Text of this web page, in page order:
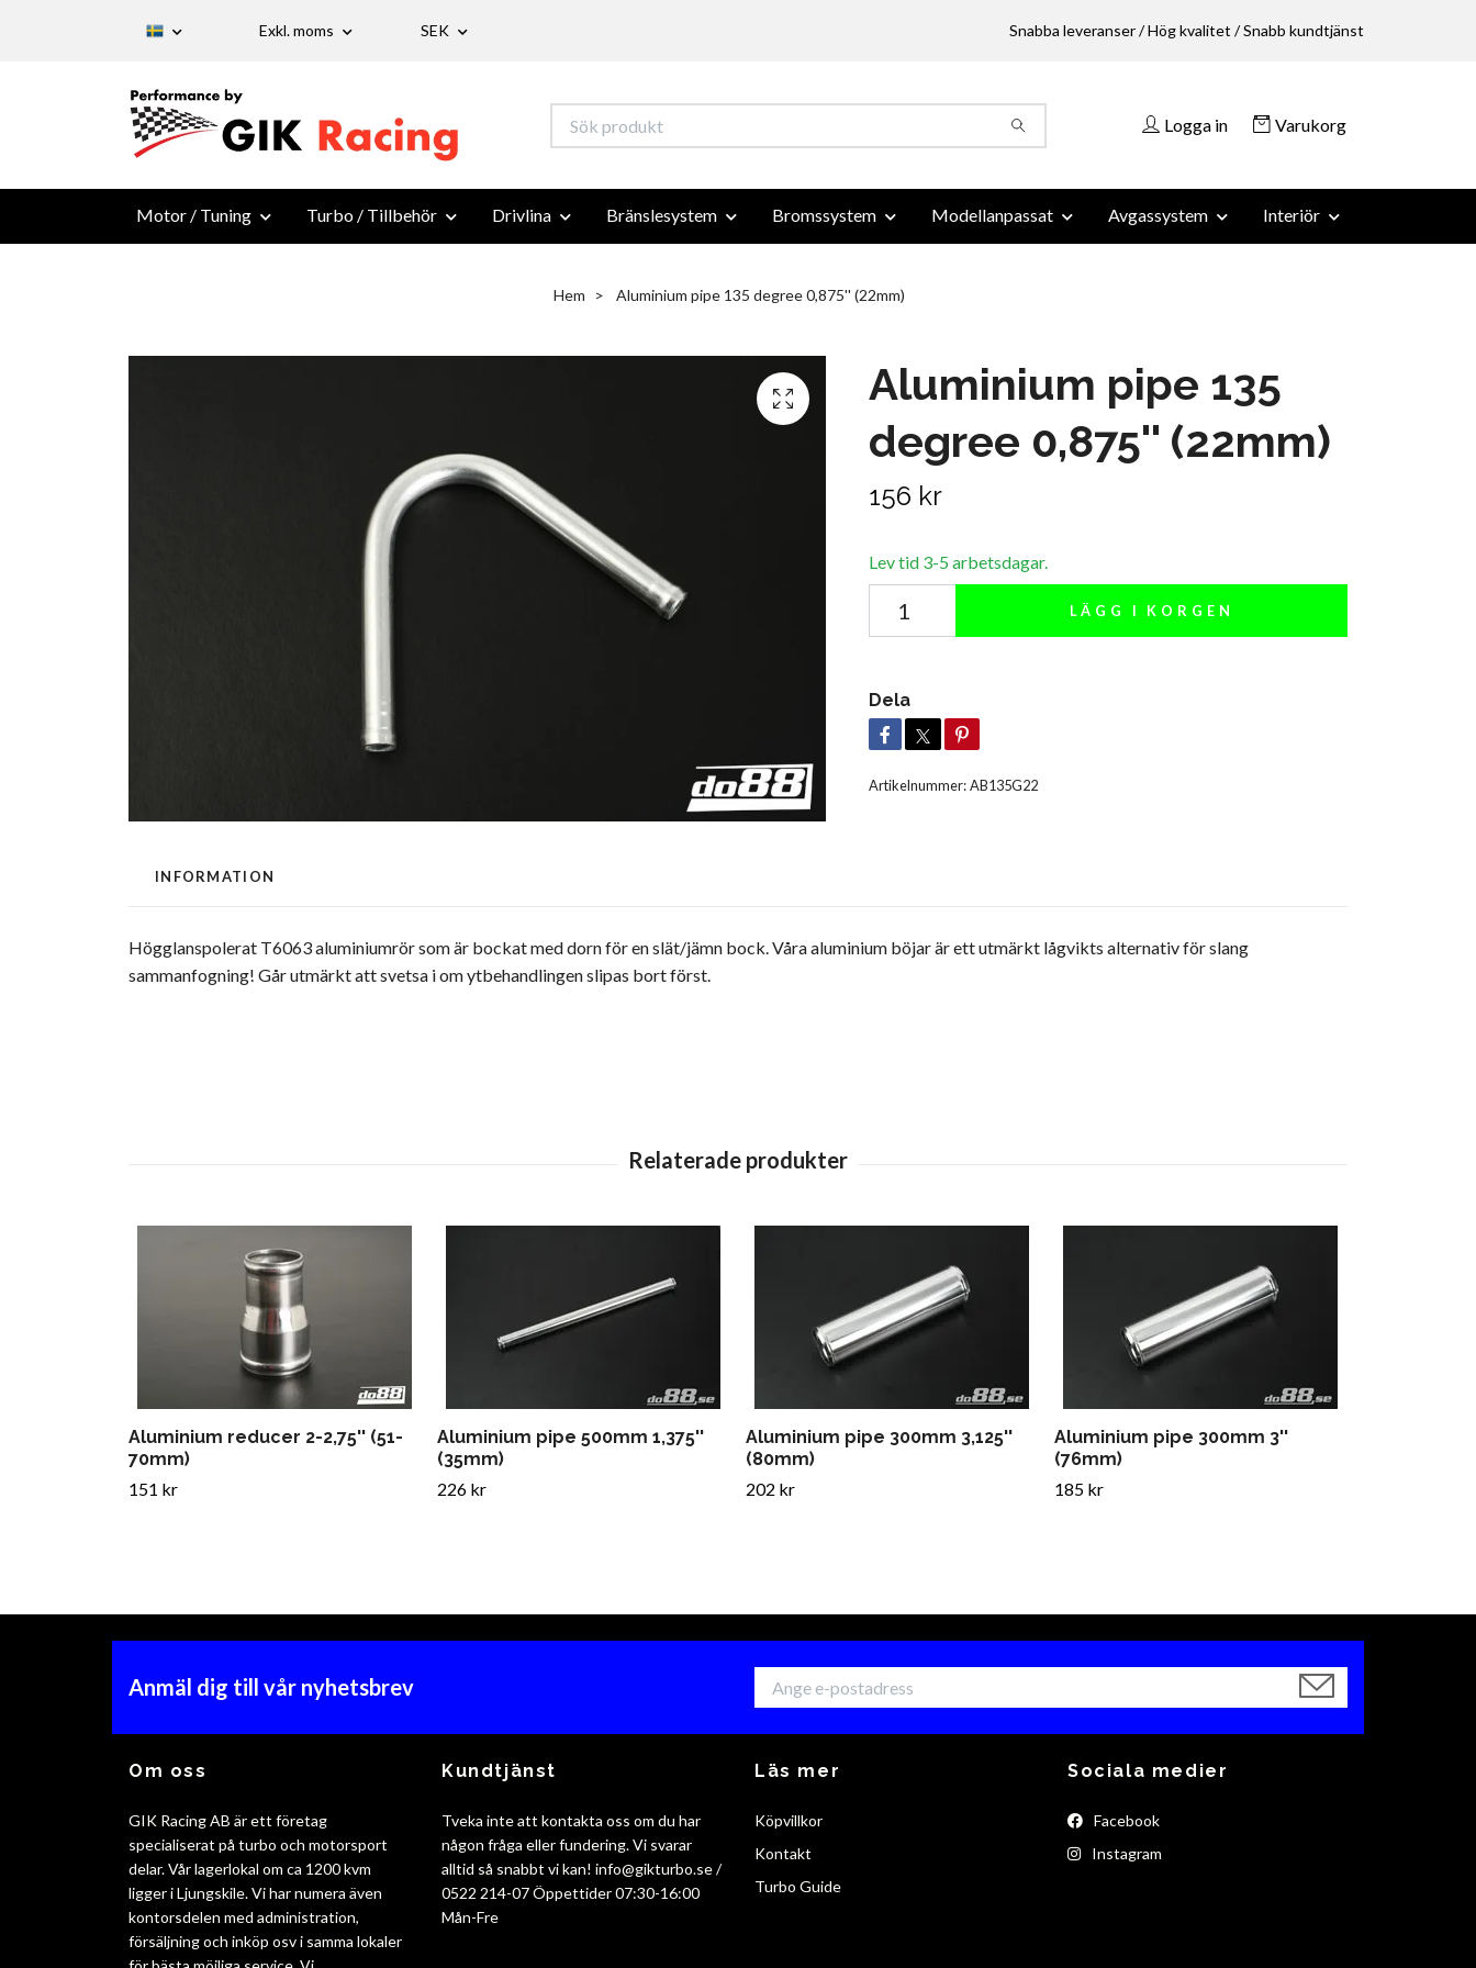
Exkl. moms SEK Snabba leveranser / Hög kvalitet / Snabb kundtjänst
Logga in Varukorg
Motor / Tuning Turbo / Tillbehör Drivlina Bränslesystem Bromssystem Modellanpassat Avgassystem Interiör
Hem Aluminium pipe 135 degree 0,875'' (22mm)
Aluminium pipe 135
degree 0,875'' (22mm)
156 kr
Lev tid 3-5 arbetsdagar.
LÄGG I KORGEN
Dela
Artikelnummer:AB135G22
INFORMATION
Högglanspolerat T6063 aluminiumrör som är bockat med dorn för en slät/jämn bock. Våra aluminium böjar är ett utmärkt lågvikts alternativ för slang
sammanfogning! Går utmärkt att svetsa i om ytbehandlingen slipas bort först.
Aluminium reducer 2-2,75'' (51-
70mm)
151 kr
Aluminium pipe 500mm 1,375''
(35mm)
226 kr
Aluminium pipe 300mm 3,125''
(80mm)
202 kr
Aluminium pipe 300mm 3''
(76mm)
185 kr
Anmäl dig till vår nyhetsbrev
Om oss
GIK Racing AB är ett företag
specialiserat på turbo och motorsport
delar. Vår lagerlokal om ca 1200 kvm
ligger i Ljungskile. Vi har numera även
kontorsdelen med administration,
försäljning och inköp osv i samma lokaler
Kundtjänst
Tveka inte att kontakta oss om du har
någon fråga eller fundering. Vi svarar
alltid så snabbt vi kan! info@gikturbo.se/
0522 214-07 Öppettider 07:30-16:00
Mån-Fre
Läs mer
Köpvillkor
Kontakt
Turbo Guide
Sociala medier
Facebook
Instagram